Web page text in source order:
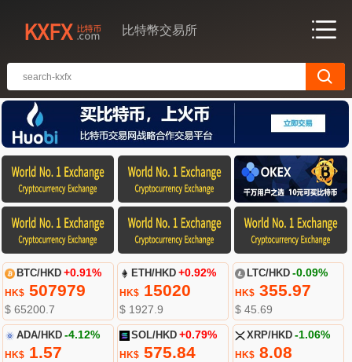
比特幣交易所
BTC/HKD +0.91%
HK$507979
$ 65200.7
ETH/HKD +0.92%
HK$ 15020
$ 1927.9
LTC/HKD -0.09%
HK$355.97
$ 45.69
ADA/HKD -4.12%
HK$1.57
SOL/HKD +0.79%
HK$ 575.84
XRP/HKD -1.06%
HK$8.08